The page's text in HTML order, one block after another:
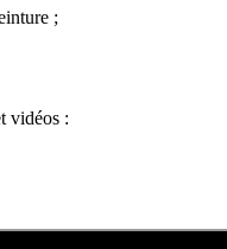
;
vidéos :